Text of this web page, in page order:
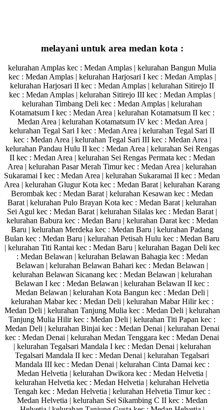
melayani untuk area medan kota :
kelurahan Amplas kec : Medan Amplas | kelurahan Bangun Mulia
kec : Medan Amplas | kelurahan Harjosari I kec : Medan Amplas |
kelurahan Harjosari II kec : Medan Amplas | kelurahan Sitirejo II
kec : Medan Amplas | kelurahan Sitirejo III kec : Medan Amplas |
kelurahan Timbang Deli kec : Medan Amplas | kelurahan
Kotamatsum I kec : Medan Area | kelurahan Kotamatsum II kec :
Medan Area | kelurahan Kotamatsum IV kec : Medan Area |
kelurahan Tegal Sari I kec : Medan Area | kelurahan Tegal Sari II
kec : Medan Area | kelurahan Tegal Sari III kec : Medan Area |
kelurahan Pandau Hulu II kec : Medan Area | kelurahan Sei Rengas
II kec : Medan Area | kelurahan Sei Rengas Permata kec : Medan
Area | kelurahan Pasar Merah Timur kec : Medan Area | kelurahan
Sukaramai I kec : Medan Area | kelurahan Sukaramai II kec : Medan
Area | kelurahan Glugur Kota kec : Medan Barat | kelurahan Karang
Berombak kec : Medan Barat | kelurahan Kesawan kec : Medan
Barat | kelurahan Pulo Brayan Kota kec : Medan Barat | kelurahan
Sei Agul kec : Medan Barat | kelurahan Silalas kec : Medan Barat |
kelurahan Babura kec : Medan Baru | kelurahan Darat kec : Medan
Baru | kelurahan Merdeka kec : Medan Baru | kelurahan Padang
Bulan kec : Medan Baru | kelurahan Petisah Hulu kec : Medan Baru
| kelurahan Titi Rantai kec : Medan Baru | kelurahan Bagan Deli kec
: Medan Belawan | kelurahan Belawan Bahagia kec : Medan
Belawan | kelurahan Belawan Bahari kec : Medan Belawan |
kelurahan Belawan Sicanang kec : Medan Belawan | kelurahan
Belawan I kec : Medan Belawan | kelurahan Belawan II kec :
Medan Belawan | kelurahan Kota Bangun kec : Medan Deli |
kelurahan Mabar kec : Medan Deli | kelurahan Mabar Hilir kec :
Medan Deli | kelurahan Tanjung Mulia kec : Medan Deli | kelurahan
Tanjung Mulia Hilir kec : Medan Deli | kelurahan Titi Papan kec :
Medan Deli | kelurahan Binjai kec : Medan Denai | kelurahan Denai
kec : Medan Denai | kelurahan Medan Tenggara kec : Medan Denai
| kelurahan Tegalsari Mandala I kec : Medan Denai | kelurahan
Tegalsari Mandala II kec : Medan Denai | kelurahan Tegalsari
Mandala III kec : Medan Denai | kelurahan Cinta Damai kec :
Medan Helvetia | kelurahan Dwikora kec : Medan Helvetia |
kelurahan Helvetia kec : Medan Helvetia | kelurahan Helvetia
Tengah kec : Medan Helvetia | kelurahan Helvetia Timur kec :
Medan Helvetia | kelurahan Sei Sikambing C II kec : Medan